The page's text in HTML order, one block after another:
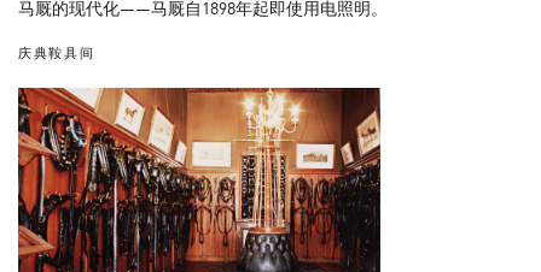
马厩的现代化——马厩自1898年起即使用电照明。
庆典鞍具间